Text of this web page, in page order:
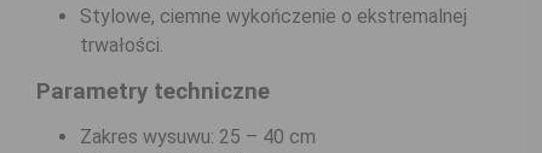
Stylowe, ciemne wykończenie o ekstremalnej
trwałości.
Parametry techniczne
Zakres wysuwu: 25 – 40 cm